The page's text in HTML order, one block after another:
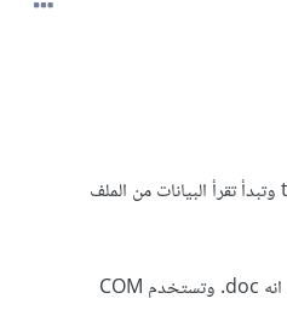
الاول انك تحول ملف الورد الى .txt وتبدأ تقرأ البيانات من الملف
الثاني انك تتعامل معاه بنفس حالته انه doc. وتستخدم COM